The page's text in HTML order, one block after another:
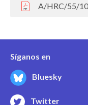
A/HRC/55/
Síganos en
Bluesky
Twitter